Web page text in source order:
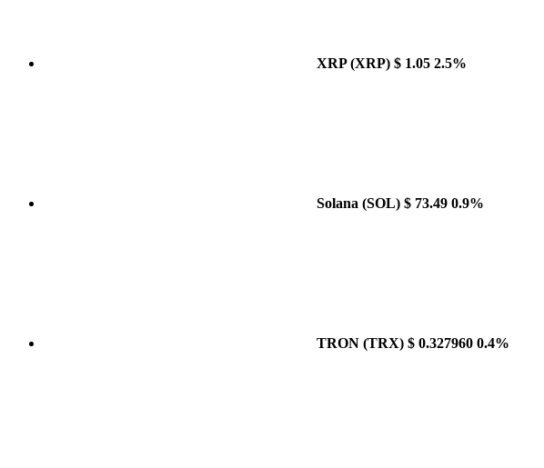
XRP(XRP) $ 1.05 2.5%
Solana (SOL) $ 73.49 0.9%
TRON (TRX) $ 0.327960 0.4%